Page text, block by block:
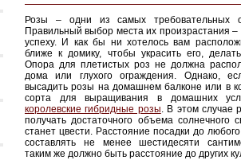
Розы – одни из самых требовательных
Правильный выбор места их произрастания –
успеху. И как бы ни хотелось вам
ближе к домику, чтобы украсить его,
Опора для плетистых роз не должна
дома или глухого ограждения. Однако,
высадить розы на домашнем балконе или в
сорта для выращивания в домашних
королевские гибридные розы. В этом случае
получать достаточного объема солнечного
станет цвести. Расстояние посадки до
составлять не менее шестидесяти
таким же должно быть расстояние до других